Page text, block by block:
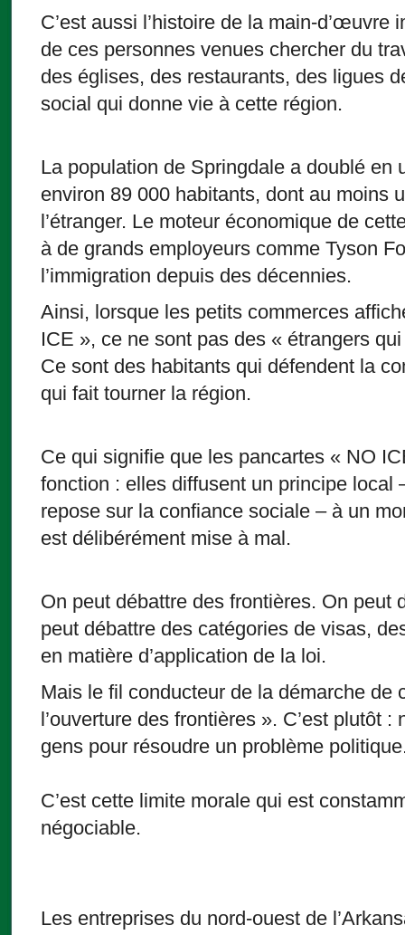
C’est aussi l’histoire de la main-d’œuvre
de ces personnes venues chercher du
des églises, des restaurants, des ligues
social qui donne vie à cette région.
La population de Springdale a doublé en
environ 89 000 habitants, dont au moins
l’étranger. Le moteur économique de
à de grands employeurs comme Tyson
l’immigration depuis des décennies.
Ainsi, lorsque les petits commerces
ICE », ce ne sont pas des « étrangers
Ce sont des habitants qui défendent la
qui fait tourner la région.
Ce qui signifie que les pancartes « NO
fonction : elles diffusent un principe local
repose sur la confiance sociale – à un
est délibérément mise à mal.
On peut débattre des frontières. On peut
peut débattre des catégories de visas,
en matière d’application de la loi.
Mais le fil conducteur de la démarche de
l’ouverture des frontières ». C’est plutôt
gens pour résoudre un problème
C’est cette limite morale qui est
négociable.
Les entreprises du nord-ouest de